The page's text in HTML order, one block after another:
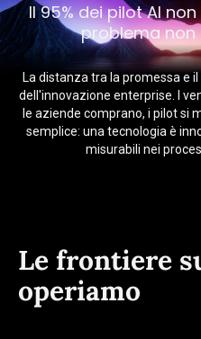
Il 95% dei pilot AI
problema non
La distanza tra la promessa e
dell'innovazione enterprise. I
le aziende comprano, i pilot si
semplice: una tecnologia è
misurabili nei
Le frontiere
operiamo